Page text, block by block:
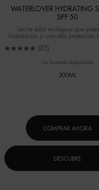
WATERLOVER HYDRATING
SPF 50
Leche solar ecológica que
hidratación y una alta protección
(27)
Un formato disponible
200ML
COMPRAR AHORA
DESCUBRE